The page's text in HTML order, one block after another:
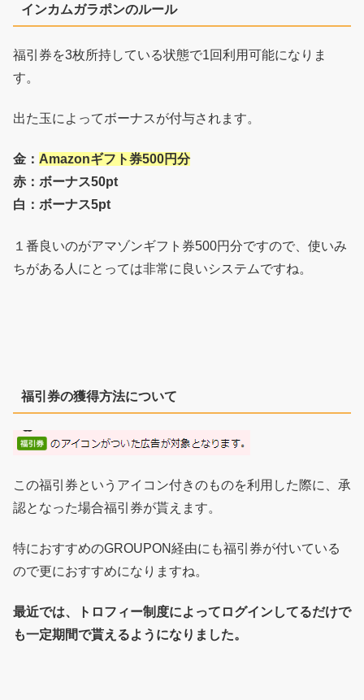
インカムガラポンのルール
福引券を3枚所持している状態で1回利用可能になりま
す。
出た玉によってボーナスが付与されます。
金： Amazonギフト券500円分
赤：ボーナス50pt
白：ボーナス5pt
１番良いのがアマゾンギフト券500円分ですので、使いみ
ちがある人にとっては非常に良いシステムですね。
福引券の獲得方法について
この福引券というアイコン付きのものを利用した際に、承
認となった場合福引券が貰えます。
特におすすめのGROUPON経由にも福引券が付いている
ので更におすすめになりますね。
最近では、トロフィー制度によってログインしてるだけで
も一定期間で貰えるようになりました。